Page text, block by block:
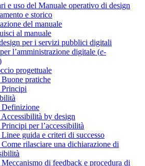
e uso del Manuale operativo di design
e storico
del manuale
al manuale
per i servizi pubblici digitali
l’amministrazione digitale (e-
progettuale
Buone pratiche
Principi
Definizione
Accessibilità by design
per l’accessibilità
guida e criteri di successo
rilasciare una dichiarazione di
di feedback e procedura di